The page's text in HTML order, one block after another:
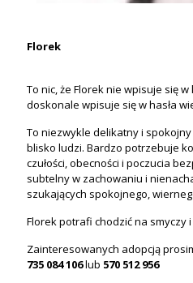
Florek
To nic, że Florek nie wpisuje się
doskonale wpisuje się w hasła
To niezwykle delikatny i
blisko ludzi. Bardzo potrzebuje
czułości, obecności i poczucia
subtelny w zachowaniu i
szukających spokojnego,
Florek potrafi chodzić na smyczy
Zainteresowanych adopcją
735 084 106lub 570 512 956